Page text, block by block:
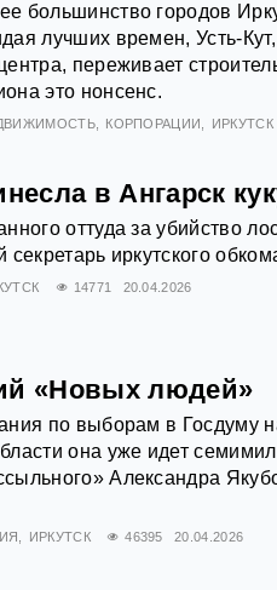
большинство городов
лучших времен, Усть-
переживает
это нонсенс.
КОРПОРАЦИИ ИРКУТСК
в Ангарск
оттуда за убийство
секретарь иркутского
14771 20.04.2026
«Новых людей»
по выборам в Госдуму
она уже идет
Александра
ИРКУТСК 46395 20.04.2026